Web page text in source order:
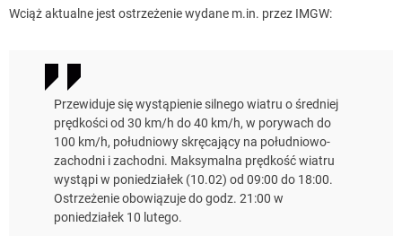
Wciąż aktualne jest ostrzeżenie wydane m.in. przez IMGW:
Przewiduje się wystąpienie silnego wiatru o średniej
prędkości od 30 km/h do 40 km/h, w porywach do
100 km/h, południowy skręcający na południowo-
zachodni i zachodni. Maksymalna prędkość wiatru
wystąpi w poniedziałek (10.02) od 09:00 do 18:00.
Ostrzeżenie obowiązuje do godz. 21:00 w
poniedziałek 10 lutego.